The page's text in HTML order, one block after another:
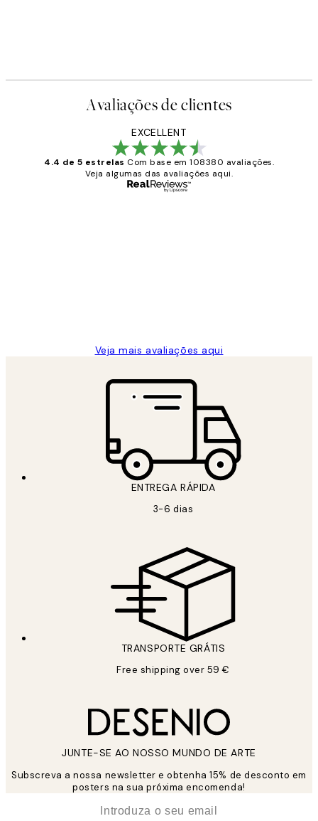
Avaliações de clientes
EXCELLENT
4.4 de 5 estrelas Com base em 108380 avaliações.
Veja algumas das avaliações aqui.
Veja mais avaliações aqui
ENTREGA RÁPIDA
3-6 dias
TRANSPORTE GRÁTIS
Free shipping over 59 €
JUNTE-SE AO NOSSO MUNDO DE ARTE
Subscreva a nossa newsletter e obtenha 15% de desconto em
posters na sua próxima encomenda!